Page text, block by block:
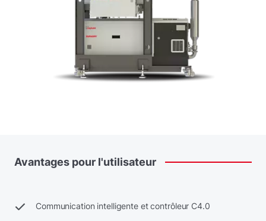
Avantages pour l'utilisateur
Communication intelligente et contrôleur C4.0